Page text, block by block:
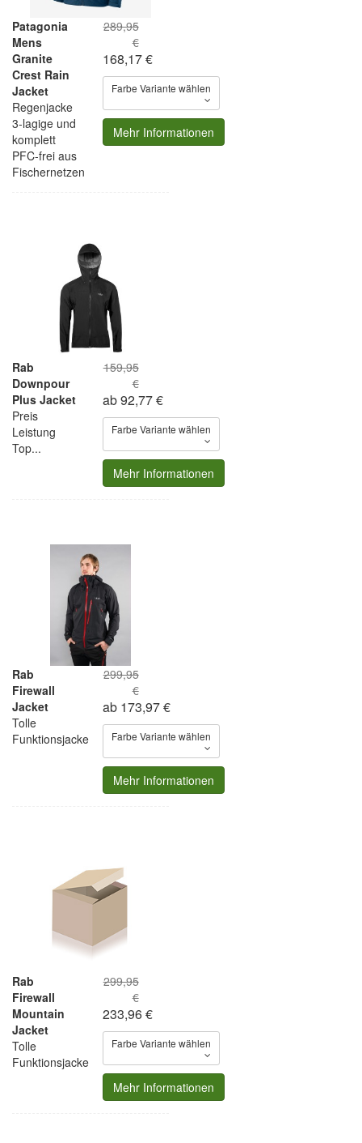
Patagonia
Mens
Granite
Crest Rain
Jacket
Regenjacke
3-lagige und
komplett
PFC-frei aus
Fischernetzen
289,95
€
168,17 €
Farbe Variante wählen
Mehr Informationen
Rab
Downpour
Plus Jacket
Preis
Leistung
Top...
159,95
€
ab 92,77 €
Farbe Variante wählen
Mehr Informationen
Rab
Firewall
Jacket
Tolle
Funktionsjacke
299,95
€
ab 173,97 €
Farbe Variante wählen
Mehr Informationen
Rab
Firewall
Mountain
Jacket
Tolle
Funktionsjacke
299,95
€
233,96 €
Farbe Variante wählen
Mehr Informationen